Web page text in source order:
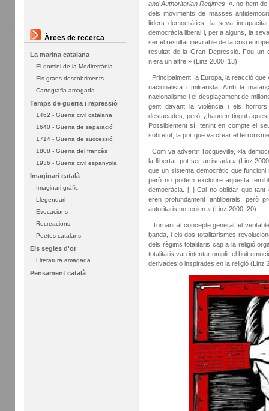
Àrees de recerca
La marina catalana
El domini de la Mediterrània
Els grans descobriments
Cartografia amagada
Temps de guerra i repressió
1462 - Guerra civil catalana
1640 - Guerra de separació
1714 - Guerra de successió
1808 - Guerra del francès
1936 - Guerra civil espanyola
Imaginari català
Imaginari gràfic
Llegendari
Evocacions
Recreacions
Poetes catalans
Els segles d'or
Literatura amagada
Pensament català
and Authoritarian Regimes , «..no hem
dels moviments de masses
líders democràtics, la seva
democràcia liberal i, per a alguns, la
ser el resultat inevitable de la crisi
resultat de la Gran Depressió. Fou un
n’era un altre.» (Linz 2000: 13).
Principalment, a Europa, la reacció
nacionalista i militarista. Amb la
nacionalisme i el desplaçament de
gent davant la violència i els
destacades, però, ¿haurien tingut
Possiblement sí, tenint en compte el
sobretot, la por que va crear el
Com va advertir Tocqueville, «la
la llibertat, pot ser arriscada.» (Linz
que un sistema democràtic que
però no podem excloure aquesta
democràcia. [..] Cal no oblidar que
eren profundament antiliberals, però
autoritaris no tenien.» (Linz 2000: 20).
Tornant al concepte general, el
banda, i els dos totalitarismes
dels règims totalitaris cap a la religió
totalitaris van intentar omplir el buit
derivades o inspirades en la religió (Linz